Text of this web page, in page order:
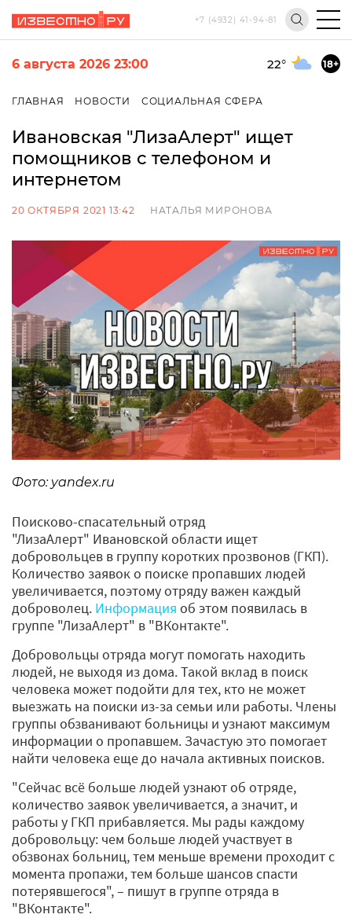
+7 (4932) 41-94-81
6 августа 2026 23:00 22° 18+
ГЛАВНАЯ НОВОСТИ СОЦИАЛЬНАЯ СФЕРА
Ивановская "ЛизаАлерт" ищет
помощников с телефоном и
интернетом
20 ОКТЯБРЯ 2021 13:42 НАТАЛЬЯ МИРОНОВА
Фото: yandex.ru
Поисково-спасательный отряд
"ЛизаАлерт" Ивановской области ищет
добровольцев в группу коротких прозвонов (ГКП).
Количество заявок о поиске пропавших людей
увеличивается, поэтому отряду важен каждый
доброволец. Информация об этом появилась в
группе "ЛизаАлерт" в "ВКонтакте".
Добровольцы отряда могут помогать находить
людей, не выходя из дома. Такой вклад в поиск
человека может подойти для тех, кто не может
выезжать на поиски из-за семьи или работы. Члены
группы обзванивают больницы и узнают максимум
информации о пропавшем. Зачастую это помогает
найти человека еще до начала активных поисков.
"Сейчас всё больше людей узнают об отряде,
количество заявок увеличивается, а значит, и
работы у ГКП прибавляется. Мы рады каждому
добровольцу: чем больше людей участвует в
обзвонах больниц, тем меньше времени проходит с
момента пропажи, тем больше шансов спасти
потерявшегося", – пишут в группе отряда в
"ВКонтакте".